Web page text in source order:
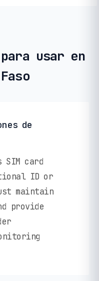
usar en
de
SIM card
ID or
maintain
provide